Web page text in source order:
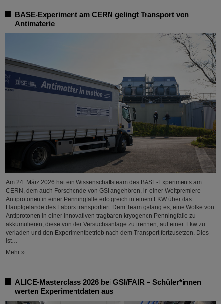
BASE-Experiment am CERN gelingt Transport von
Antimaterie
Am 24. März 2026 hat ein Wissenschaftsteam des BASE-Experiments am
CERN, dem auch Forschende von GSI angehören, in einer Weltpremiere
Antiprotonen in einer Penningfalle erfolgreich in einem LKW über das
Hauptgelände des Labors transportiert. Dem Team gelang es, eine Wolke von
Antiprotonen in einer innovativen tragbaren kryogenen Penningfalle zu
akkumulieren, diese von der Versuchsanlage zu trennen, auf einen Lkw zu
verladen und den Experimentbetrieb nach dem Transport fortzusetzen. Dies
ist…
Mehr »
ALICE-Masterclass 2026 bei GSI/FAIR – Schüler*innen
werten Experimentdaten aus